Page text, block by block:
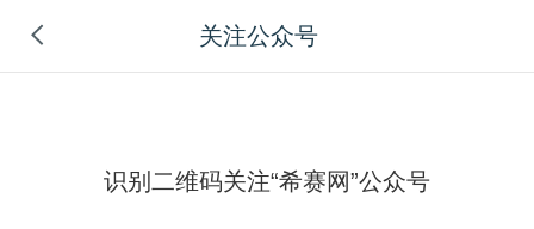
关注公众号
识别二维码关注“希赛网”公众号